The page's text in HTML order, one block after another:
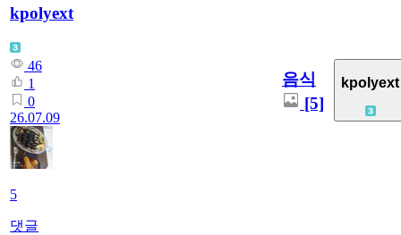
kpolyext
46
1
0
26.07.09
5
댓글
음식
[5]
kpolyext